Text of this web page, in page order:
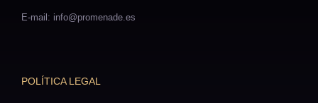
E-mail: info@promenade.es
POLÍTICA LEGAL